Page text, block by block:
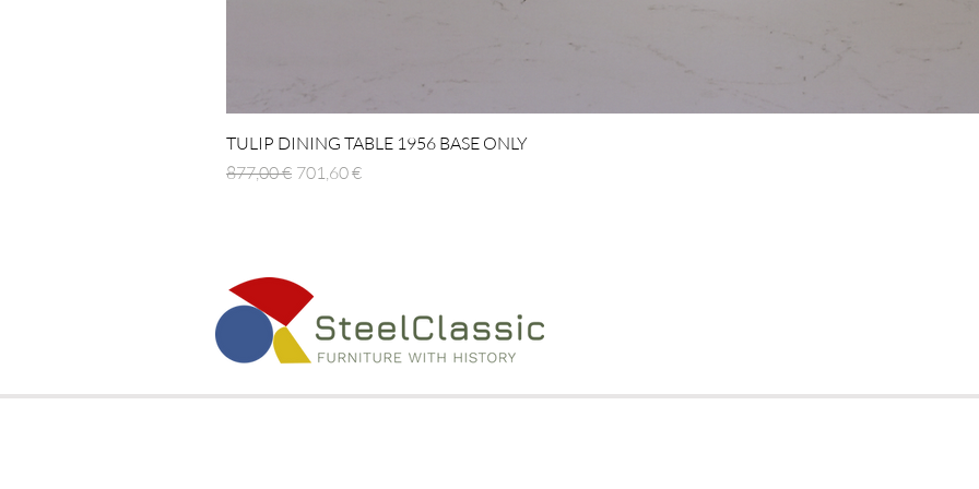
TULIP DINING TABLE 1956 BASE ONLY
Prezzo regolare
877,00 € Prezzo scontato
701,60 €